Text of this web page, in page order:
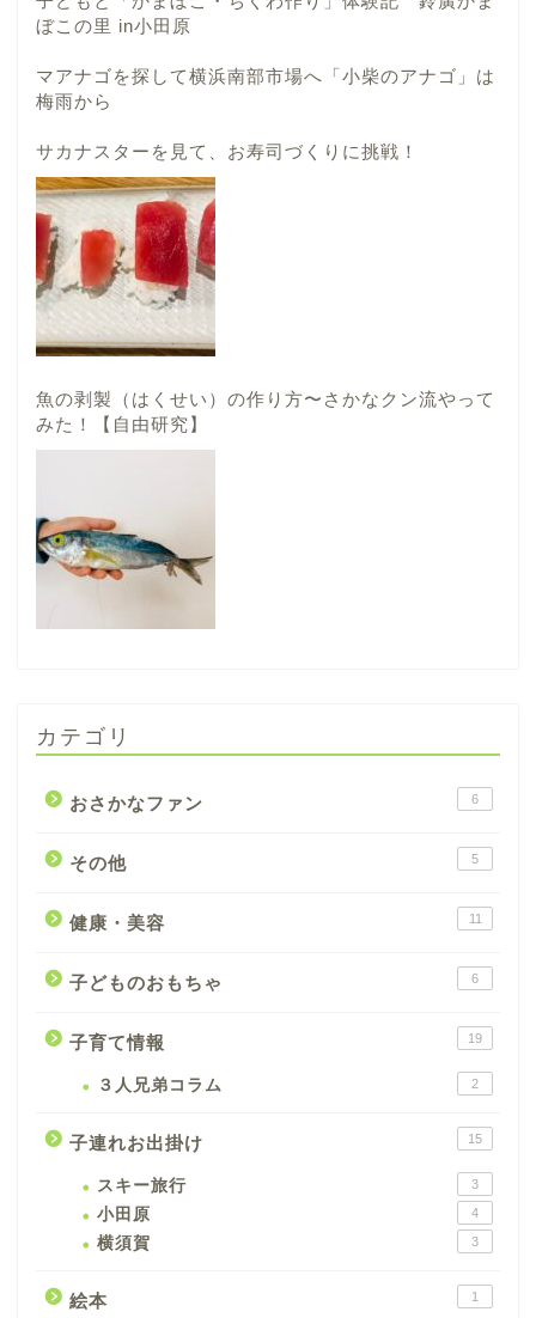
ぼこの里 in小田原
マアナゴを探して横浜南部市場へ「小柴のアナゴ」は
梅雨から
サカナスターを見て、お寿司づくりに挑戦！
魚の剥製（はくせい）の作り方〜さかなクン流やって
みた！【自由研究】
カテゴリ
おさかなファン 6
その他 5
健康・美容 11
子どものおもちゃ 6
子育て情報 19
３人兄弟コラム 2
子連れお出掛け 15
スキー旅行 3
小田原 4
横須賀 3
絵本 1